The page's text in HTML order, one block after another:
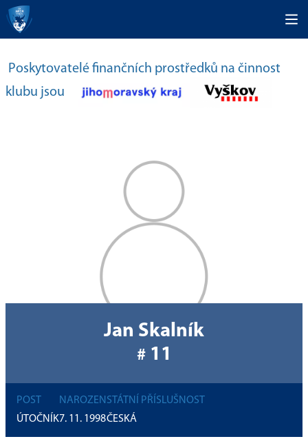
Poskytovatelé finančních prostředků na činnost
klubu jsou
Jan Skalník
# 11
POST
ÚTOČNÍK
NAROZEN
7. 11. 1998
STÁTNÍ PŘÍSLUŠNOST
ČESKÁ